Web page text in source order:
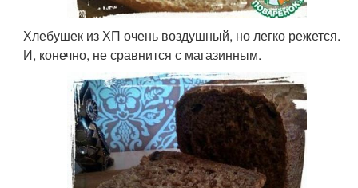
Хлебушек из ХП очень воздушный, но легко режется.
И, конечно, не сравнится с магазинным.